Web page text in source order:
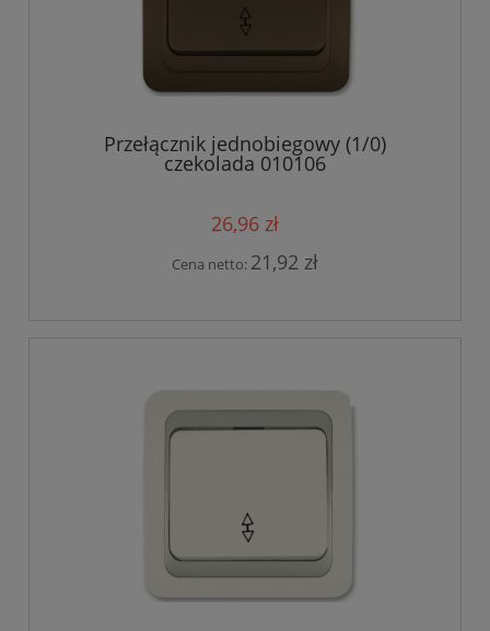
Przełącznik jednobiegowy (1/0)
czekolada 010106
26,96 zł
Cena netto: 21,92 zł